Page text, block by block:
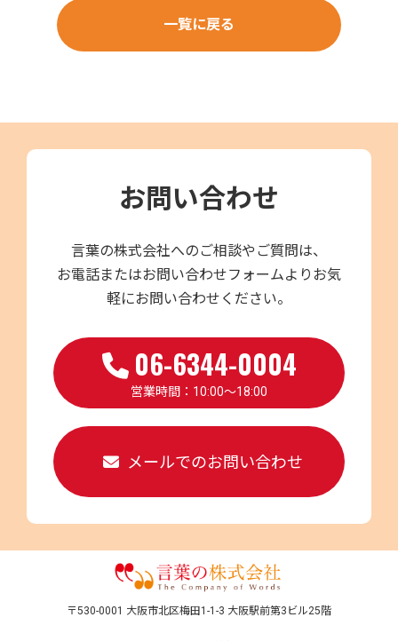
一覧に戻る
お問い合わせ
言葉の株式会社へのご相談やご質問は、
お電話またはお問い合わせフォームよりお気
軽にお問い合わせください。
06-6344-0004
営業時間：10:00～18:00
メールでのお問い合わせ
〒530-0001 大阪市北区梅田1-1-3 大阪駅前第3ビル25階